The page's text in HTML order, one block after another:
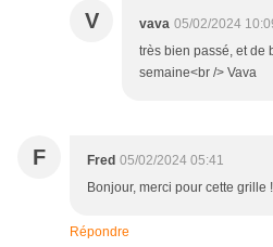
V vava 05/02/2024
très bien passé, et de
semaine<br /> Vava
F Fred 05/02/2024 05:41
Bonjour, merci pour cette
Répondre